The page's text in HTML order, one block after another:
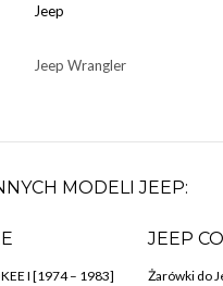
Jeep
Jeep Wrangler
MODELI JEEP:
I [1974 – 1983]
JEEP
Żarówki do